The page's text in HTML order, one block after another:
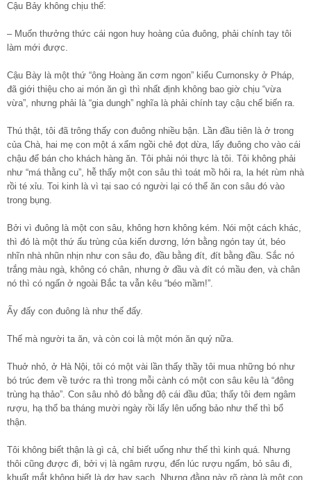
Cậu Bảy không chịu thế:
– Muốn thưởng thức cái ngon huy hoàng của đuông, phải chính tay tôi
làm mới được.
Cậu Bày là một thứ “ông Hoàng ăn cơm ngon” kiểu Curnonsky ở Pháp,
đã giới thiệu cho ai món ăn gì thì nhất định không bao giờ chịu “vừa
vừa”, nhưng phải là “gia dungh” nghĩa là phải chính tay cậu chế biến ra.
Thú thật, tôi đã trông thấy con đuông nhiều bận. Lần đầu tiên là ở trong
của Chà, hai mẹ con một á xẩm ngồi chẻ đọt dừa, lấy đuông cho vào cái
chậu để bán cho khách hàng ăn. Tôi phải nói thực là tôi. Tôi không phải
như “má thằng cu”, hễ thấy một con sâu thì toát mồ hôi ra, la hét rùm nhà
rồi té xỉu. Toi kinh là vì tại sao có người lại có thể ăn con sâu đó vào
trong bụng.
Bởi vì đuông là một con sâu, không hơn không kém. Nói một cách khác,
thì đó là một thứ ấu trùng của kiến dương, lớn bằng ngón tay út, béo
nhĩn nhà nhũn nhịn như con sâu đo, đầu bằng đít, đít bằng đầu. Sắc nó
trắng màu ngà, không có chân, nhưng ở đầu và đít có mầu đen, và chân
nó thì có ngấn ở ngoài Bắc ta vẫn kêu “béo mầm!”.
Ấy đấy con đuông là như thế đấy.
Thế mà người ta ăn, và còn coi là một món ăn quý nữa.
Thuở nhỏ, ở Hà Nội, tôi có một vài lần thấy thầy tôi mua những bó như
bó trúc đem về tước ra thì trong mỗi cành có một con sâu kêu là “đông
trùng hạ thảo”. Con sâu nhỏ đó bằng độ cái đầu đũa; thấy tôi đem ngâm
rượu, hạ thổ ba tháng mười ngày rồi lấy lên uống bảo như thế thì bổ
thận.
Tôi không biết thận là gì cả, chỉ biết uống như thế thì kinh quá. Nhưng
thôi cũng được đi, bởi vị là ngâm rượu, đến lúc rượu ngấm, bỏ sâu đi,
khuất mắt không biết là dơ hay sạch. Nhưng đằng này rõ ràng là một con